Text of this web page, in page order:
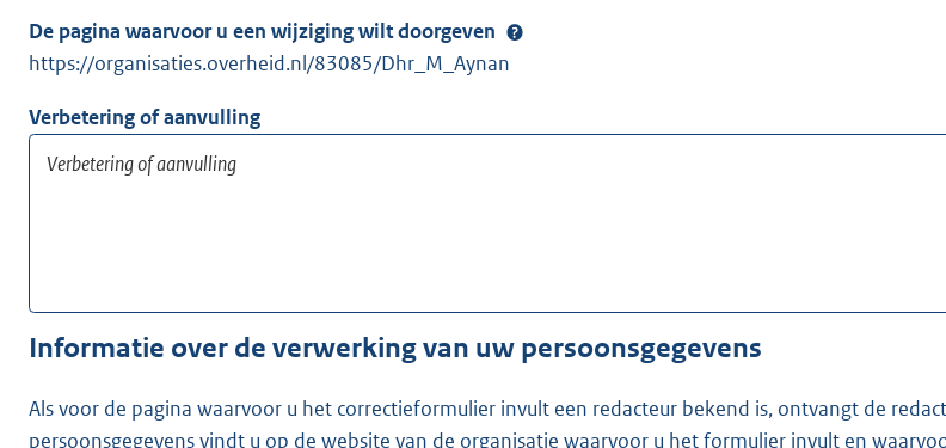
De pagina waarvoor u een wijziging wilt doorgeven
https://organisaties.overheid.nl/83085/Dhr_M_Aynan
Verbetering of aanvulling
Informatie over de verwerking van uw persoonsgegevens
Als voor de pagina waarvoor u het correctieformulier invult een redacteur bekend is, ontvangt de
persoonsgegevens vindt u op de website van de organisatie waarvoor u het formulier invult en waarvoor de redacteur werkzaam is.